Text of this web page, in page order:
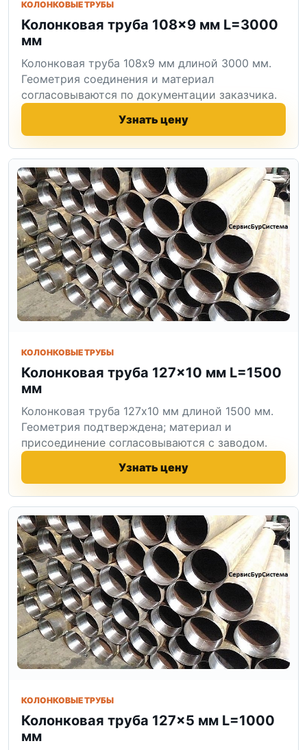
КОЛОНКОВЫЕ ТРУБЫ
Колонковая труба 108×9 мм L=3000
мм
Колонковая труба 108x9 мм длиной 3000 мм.
Геометрия соединения и материал
согласовываются по документации заказчика.
Узнать цену
КОЛОНКОВЫЕ ТРУБЫ
Колонковая труба 127×10 мм L=1500
мм
Колонковая труба 127x10 мм длиной 1500 мм.
Геометрия подтверждена; материал и
присоединение согласовываются с заводом.
Узнать цену
КОЛОНКОВЫЕ ТРУБЫ
Колонковая труба 127×5 мм L=1000
мм